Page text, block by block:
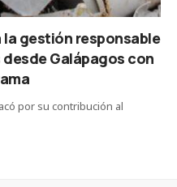
la gestión responsable
Galápagos con
por su contribución al